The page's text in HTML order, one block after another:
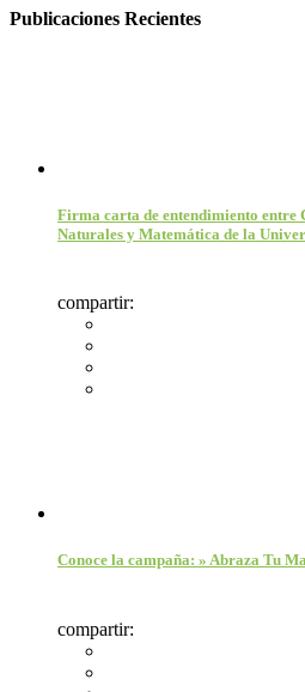
Publicaciones Recientes
Firma carta de entendimiento entre
Naturales y Matemática de la
compartir:
Conoce la campaña: » Abraza Tu
compartir: